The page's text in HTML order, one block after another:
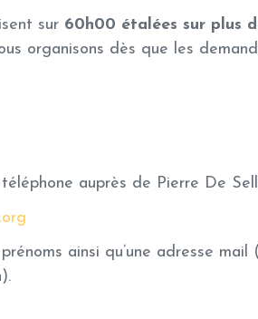
sur 60h00 étalées sur plus
organisons dès que les
auprès de Pierre De
ainsi qu’une adresse